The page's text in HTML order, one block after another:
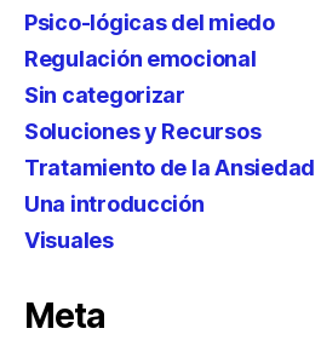
Psico-lógicas del miedo
Regulación emocional
Sin categorizar
Soluciones y Recursos
Tratamiento de la Ansiedad
Una introducción
Visuales
Meta